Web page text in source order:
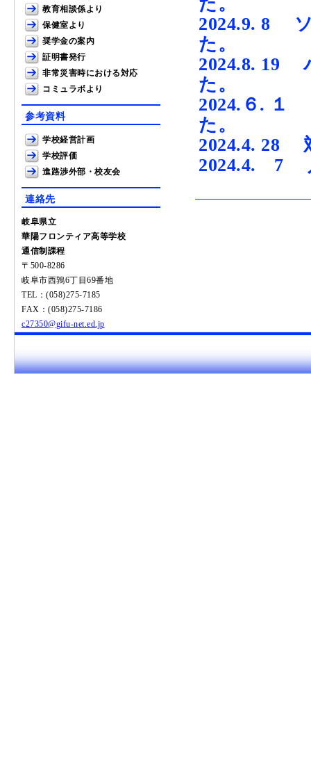
2024.9. 8 ソ
た。
2024.8. 19
た。
2024.６. １
た。
2024.4. 28
2024.4. 7
教育相談係より
保健室より
奨学金の案内
証明書発行
非常災害時における対応
コミュラボより
参考資料
学校経営計画
学校評価
進路渉外部・校友会
連絡先
岐阜県立
華陽フロンティア高等学校
通信制課程
〒500-8286
岐阜市西鶉6丁目69番地
TEL：(058)275-7185
FAX：(058)275-7186
c27350@gifu-net.ed.jp